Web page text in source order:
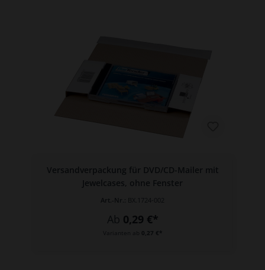
Versandverpackung für DVD/CD-Mailer mit
Jewelcases, ohne Fenster
Art.-Nr.: BX.1724-002
Ab 0,29 €*
0,27 €*